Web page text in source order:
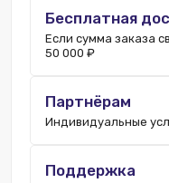
Бесплатная
Если сумма заказа
50 000 ₽
Партнёрам
Индивидуальные
Поддержка